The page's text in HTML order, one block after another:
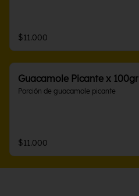
$11.000
Guacamole Picante x 100gr
Porción de guacamole picante
$11.000